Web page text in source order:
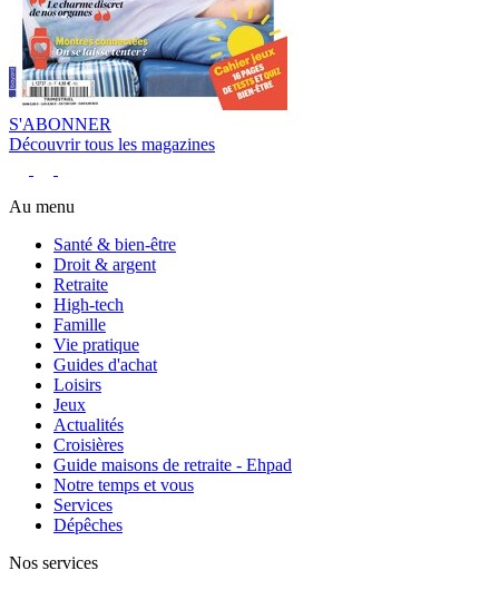
S'ABONNER
Découvrir tous les magazines
Au menu
Santé & bien-être
Droit & argent
Retraite
High-tech
Famille
Vie pratique
Guides d'achat
Loisirs
Jeux
Actualités
Croisières
Guide maisons de retraite - Ehpad
Notre temps et vous
Services
Dépêches
Nos services